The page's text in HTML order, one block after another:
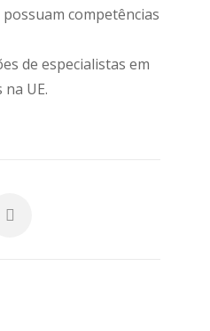
competências
de especialistas em
UE.